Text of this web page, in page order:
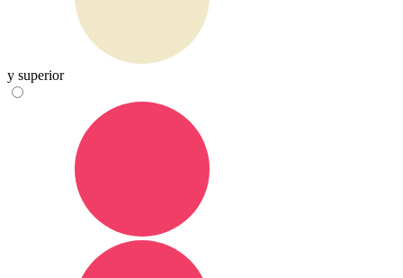
y superior